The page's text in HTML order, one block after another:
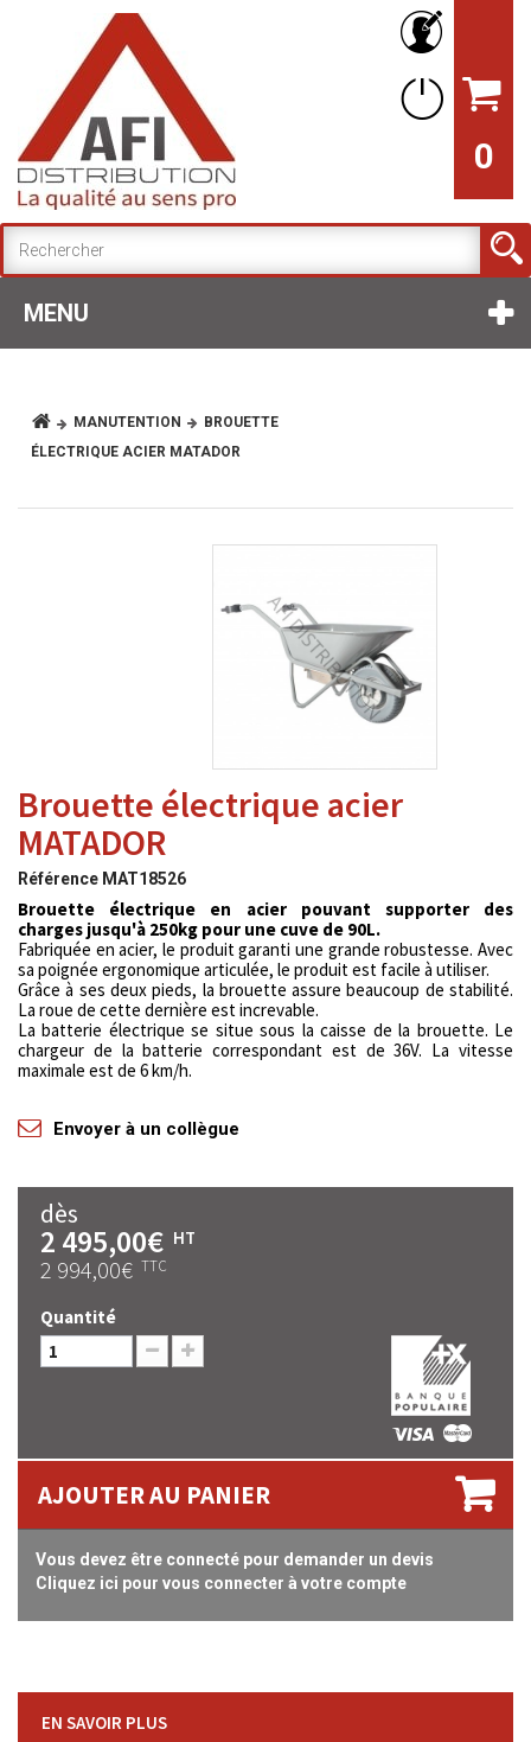
0
MENU
MANUTENTION
BROUETTE
ÉLECTRIQUE ACIER MATADOR
Brouette électrique acier
MATADOR
Référence MAT18526
Brouette électrique en acier pouvant supporter des
charges jusqu'à 250kg pour une cuve de 90L.
Fabriquée en acier, le produit garanti une grande robustesse. Avec
sa poignée ergonomique articulée, le produit est facile à utiliser.
Grâce à ses deux pieds, la brouette assure beaucoup de stabilité.
La roue de cette dernière est increvable.
La batterie électrique se situe sous la caisse de la brouette. Le
chargeur de la batterie correspondant est de 36V. La vitesse
maximale est de 6 km/h.
Envoyer à un collègue
dès
2 495,00€ HT
2 994,00€ TTC
Quantité
AJOUTER AU PANIER
Vous devez être connecté pour demander un devis
Cliquez ici pour vous connecter à votre compte
EN SAVOIR PLUS